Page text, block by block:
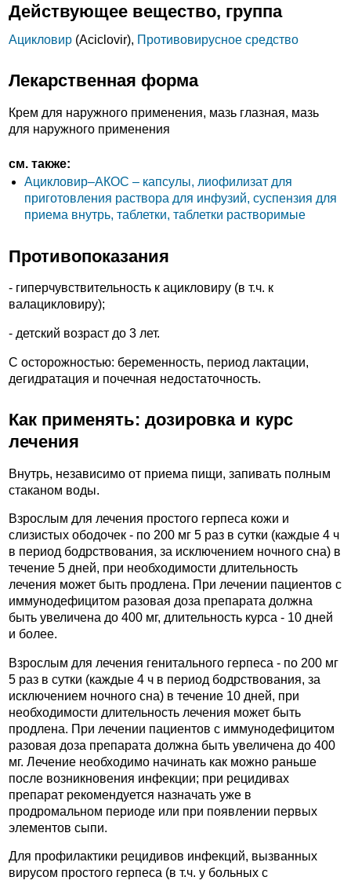
Действующее вещество, группа
Ацикловир (Aciclovir), Противовирусное средство
Лекарственная форма
Крем для наружного применения, мазь глазная, мазь
для наружного применения
см. также:
Ацикловир–АКОС – капсулы, лиофилизат для
приготовления раствора для инфузий, суспензия для
приема внутрь, таблетки, таблетки растворимые
Противопоказания
- гиперчувствительность к ацикловиру (в т.ч. к
валацикловиру);
- детский возраст до 3 лет.
С осторожностью: беременность, период лактации,
дегидратация и почечная недостаточность.
Как применять: дозировка и курс
лечения
Внутрь, независимо от приема пищи, запивать полным
стаканом воды.
Взрослым для лечения простого герпеса кожи и
слизистых ободочек - по 200 мг 5 раз в сутки (каждые 4 ч
в период бодрствования, за исключением ночного сна) в
течение 5 дней, при необходимости длительность
лечения может быть продлена. При лечении пациентов с
иммунодефицитом разовая доза препарата должна
быть увеличена до 400 мг, длительность курса - 10 дней
и более.
Взрослым для лечения генитального герпеса - по 200 мг
5 раз в сутки (каждые 4 ч в период бодрствования, за
исключением ночного сна) в течение 10 дней, при
необходимости длительность лечения может быть
продлена. При лечении пациентов с иммунодефицитом
разовая доза препарата должна быть увеличена до 400
мг. Лечение необходимо начинать как можно раньше
после возникновения инфекции; при рецидивах
препарат рекомендуется назначать уже в
продромальном периоде или при появлении первых
элементов сыпи.
Для профилактики рецидивов инфекций, вызванных
вирусом простого герпеса (в т.ч. у больных с